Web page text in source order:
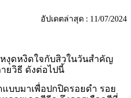
อัปเดตล่าสุด : 11/07/2024
งุดหงิดใจกับสิวในวันสำคัญ
ยวิธี ดังต่อไปนี้
บบมาเพื่อปกปิดรอยดำ รอย